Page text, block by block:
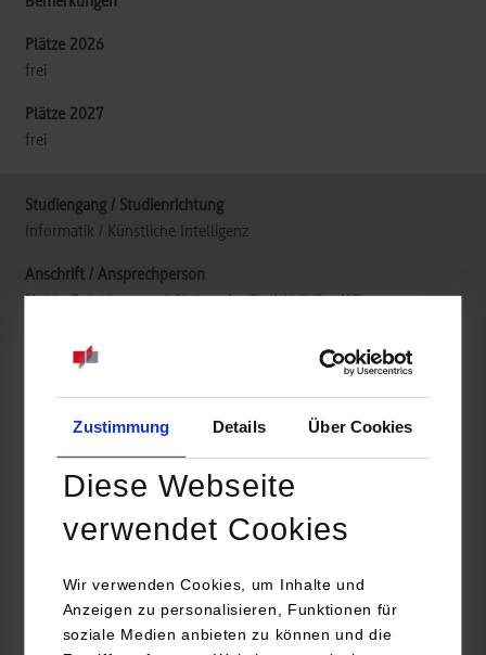
Zustimmung Details Über Cookies
Diese Webseite
verwendet Cookies
Wir verwenden Cookies, um Inhalte und
Anzeigen zu personalisieren, Funktionen für
soziale Medien anbieten zu können und die
frei
frei
Informatik / Künstliche Intelligenz
Nokia Solutions and Networks GmbH & Co. KG
Stuttgart
https://www.duales-studium-nokia.com/
info.studium@nokia.com